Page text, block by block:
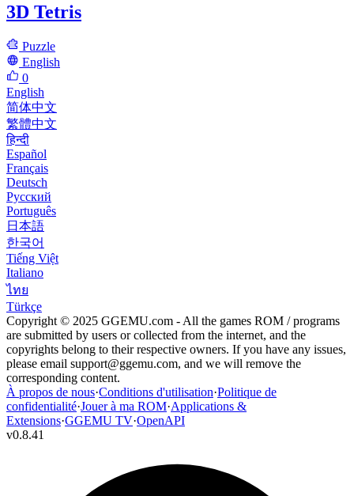
3D Tetris
Puzzle
English
0
English
简体中文
繁體中文
हिन्दी
Español
Français
Deutsch
Русский
Português
日本語
한국어
Tiếng Việt
Italiano
ไทย
Türkçe
Copyright © 2025 GGEMU.com - All the games ROM / programs
are submitted by users or collected from the internet, and the
copyrights belong to their respective owners. If you have any issues,
please email support@ggemu.com, and we will remove the
corresponding content.
À propos de nous·Conditions d'utilisation·Politique de
confidentialité·Jouer à ma ROM·Applications &
Extensions·GGEMU TV·OpenAPI
v0.8.41